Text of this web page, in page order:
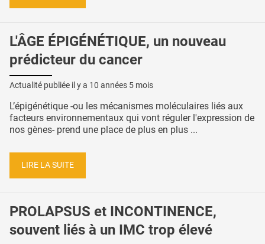
L'ÂGE ÉPIGÉNÉTIQUE, un nouveau
prédicteur du cancer
Actualité publiée il y a 10 années 5 mois
L’épigénétique -ou les mécanismes moléculaires liés aux
facteurs environnementaux qui vont réguler l'expression de
nos gènes- prend une place de plus en plus ...
LIRE LA SUITE
PROLAPSUS et INCONTINENCE,
souvent liés à un IMC trop élevé